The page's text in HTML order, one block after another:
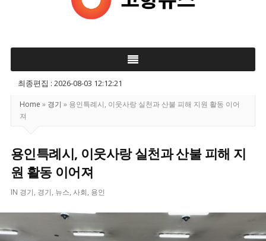
향
스최종편집 : 2026-08-03 12:12:21
Home » 경기 » 용인특례시, 이웃사랑 실천과 산불 피해 지원 활동 이어
져
용인특례시, 이웃사랑 실천과 산불 피해 지
원 활동 이어져
IN 경기, 경기, 뉴스, 사회, 용인